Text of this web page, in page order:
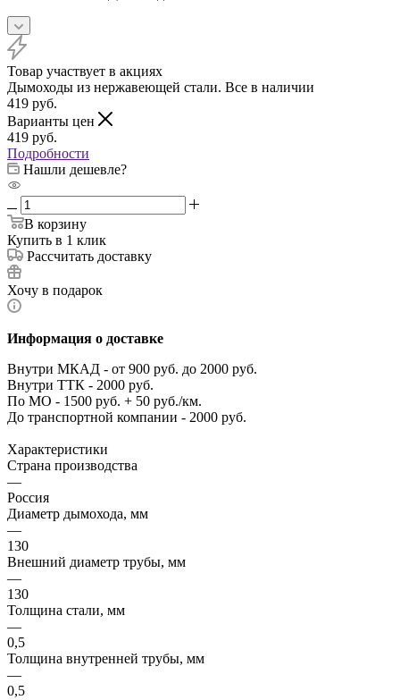
Товар участвует в акциях
Дымоходы из нержавеющей стали. Все в наличии
419 руб.
Варианты цен
419 руб.
Подробности
Нашли дешевле?
В корзину
Купить в 1 клик
Рассчитать доставку
Хочу в подарок
Информация о доставке
Внутри МКАД - от 900 руб. до 2000 руб.
Внутри ТТК - 2000 руб.
По МО - 1500 руб. + 50 руб./км.
До транспортной компании - 2000 руб.
Характеристики
Страна производства
—
Россия
Диаметр дымохода, мм
—
130
Внешний диаметр трубы, мм
—
130
Толщина стали, мм
—
0,5
Толщина внутренней трубы, мм
—
0,5